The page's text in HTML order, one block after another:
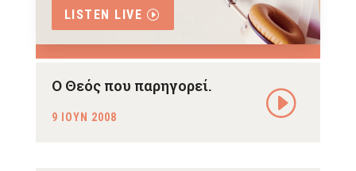
LISTEN LIVE
Ο Θεός που παρηγορεί.
9 ΙΟΥΝ 2008